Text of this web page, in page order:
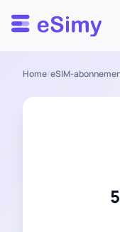
Esimy
Home/eSIM-